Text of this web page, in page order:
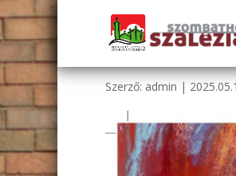
Szerző: admin |